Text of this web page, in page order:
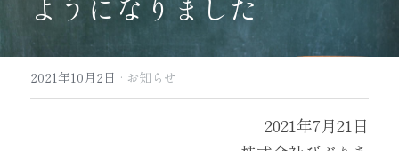
Academy
Blog
About us
2021年10月2日 · お知らせ
2021年7月21日